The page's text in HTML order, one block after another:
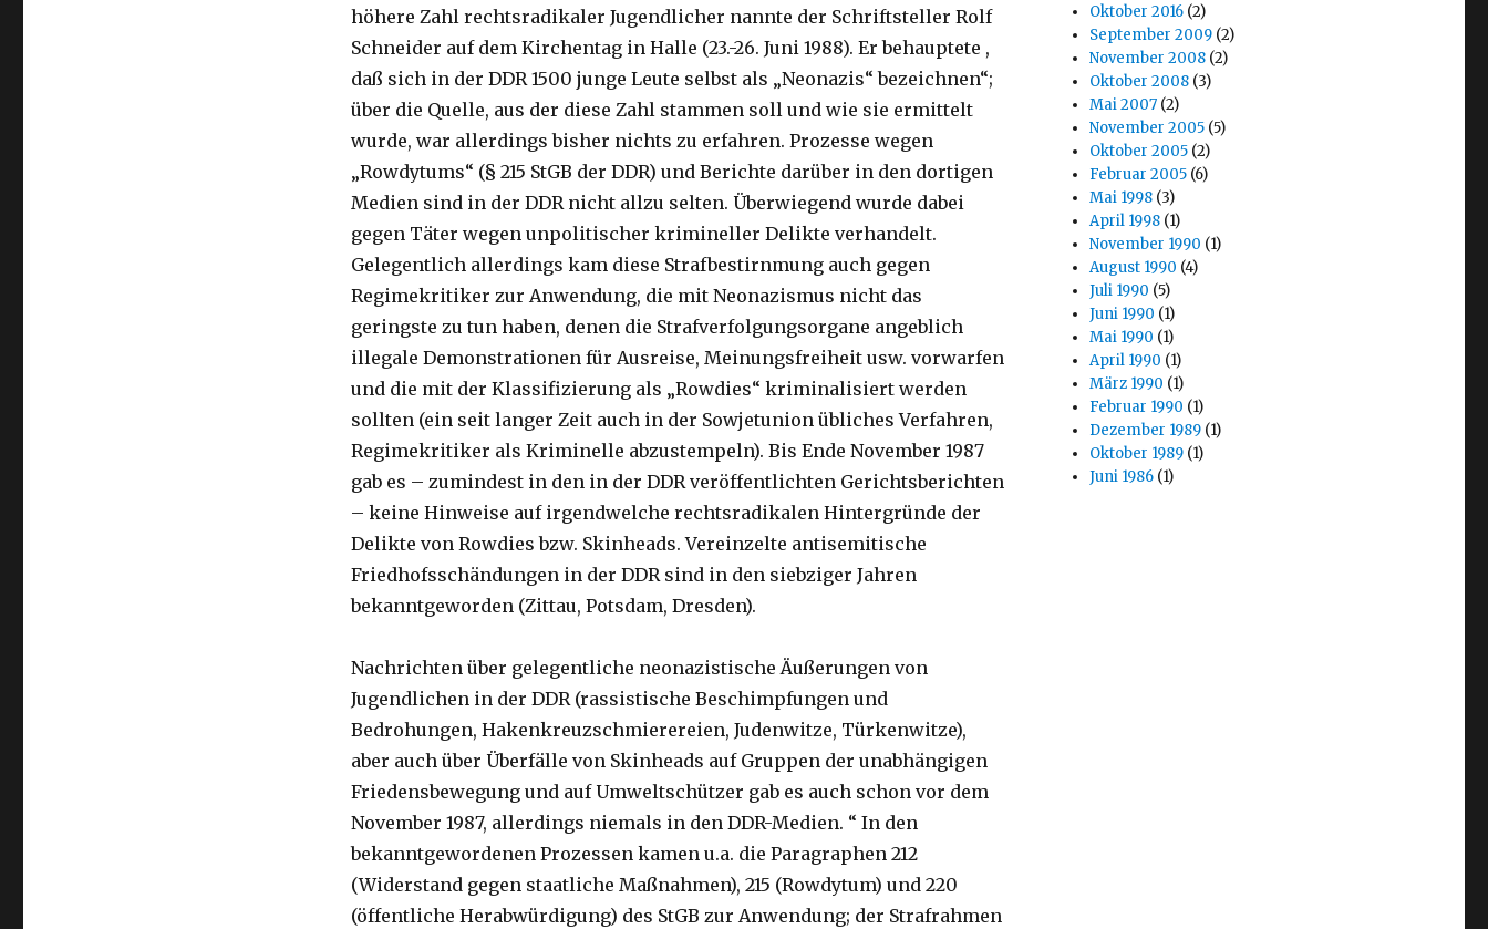
höhere Zahl rechtsradikaler Jugendlicher nannte der Schriftsteller Rolf
Schneider auf dem Kirchentag in Halle (23.-26. Juni 1988). Er behauptete ,
daß sich in der DDR 1500 junge Leute selbst als „Neonazis“ bezeichnen“;
über die Quelle, aus der diese Zahl stammen soll und wie sie ermittelt
wurde, war allerdings bisher nichts zu erfahren. Prozesse wegen
„Rowdytums“ (§ 215 StGB der DDR) und Berichte darüber in den dortigen
Medien sind in der DDR nicht allzu selten. Überwiegend wurde dabei
gegen Täter wegen unpolitischer krimineller Delikte verhandelt.
Gelegentlich allerdings kam diese Strafbestirnmung auch gegen
Regimekritiker zur Anwendung, die mit Neonazismus nicht das
geringste zu tun haben, denen die Strafverfolgungsorgane angeblich
illegale Demonstrationen für Ausreise, Meinungsfreiheit usw. vorwarfen
und die mit der Klassifizierung als „Rowdies“ kriminalisiert werden
sollten (ein seit langer Zeit auch in der Sowjetunion übliches Verfahren,
Regimekritiker als Kriminelle abzustempeln). Bis Ende November 1987
gab es – zumindest in den in der DDR veröffentlichten Gerichtsberichten
– keine Hinweise auf irgendwelche rechtsradikalen Hintergründe der
Delikte von Rowdies bzw. Skinheads. Vereinzelte antisemitische
Friedhofsschändungen in der DDR sind in den siebziger Jahren
bekanntgeworden (Zittau, Potsdam, Dresden).
Nachrichten über gelegentliche neonazistische Äußerungen von
Jugendlichen in der DDR (rassistische Beschimpfungen und
Bedrohungen, Hakenkreuzschmierereien, Judenwitze, Türkenwitze),
aber auch über Überfälle von Skinheads auf Gruppen der unabhängigen
Friedensbewegung und auf Umweltschützer gab es auch schon vor dem
November 1987, allerdings niemals in den DDR-Medien. “ In den
bekanntgewordenen Prozessen kamen u.a. die Paragraphen 212
(Widerstand gegen staatliche Maßnahmen), 215 (Rowdytum) und 220
(öffentliche Herabwürdigung) des StGB zur Anwendung; der Strafrahmen
Oktober 2016 (2)
September 2009 (2)
November 2008 (2)
Oktober 2008 (3)
Mai 2007 (2)
November 2005 (5)
Oktober 2005 (2)
Februar 2005 (6)
Mai 1998 (3)
April 1998 (1)
November 1990 (1)
August 1990 (4)
Juli 1990 (5)
Juni 1990 (1)
Mai 1990 (1)
April 1990 (1)
März 1990 (1)
Februar 1990 (1)
Dezember 1989 (1)
Oktober 1989 (1)
Juni 1986 (1)